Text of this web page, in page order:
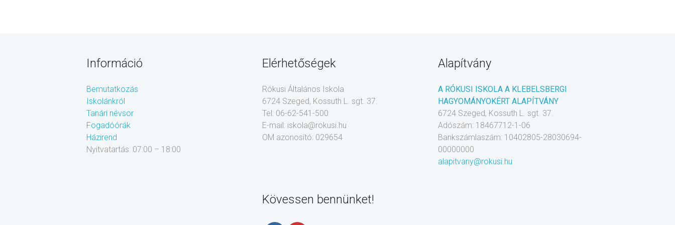
Információ
Bemutatkozás
Iskolánkról
Tanári névsor
Fogadóórák
Házirend
Nyitvatartás: 07:00 – 18:00
Elérhetőségek
Rókusi Általános Iskola
6724 Szeged, Kossuth L. sgt. 37.
Tel: 06-62-541-500
E-mail: iskola@rokusi.hu
OM azonosító: 029654
Alapítvány
A RÓKUSI ISKOLA A KLEBELSBERGI
HAGYOMÁNYOKÉRT ALAPÍTVÁNY
6724 Szeged, Kossuth L. sgt. 37.
Adószám: 18467712-1-06
Bankszámlaszám: 10402805-28030694-
00000000
alapitvany@rokusi.hu
Kövessen bennünket!